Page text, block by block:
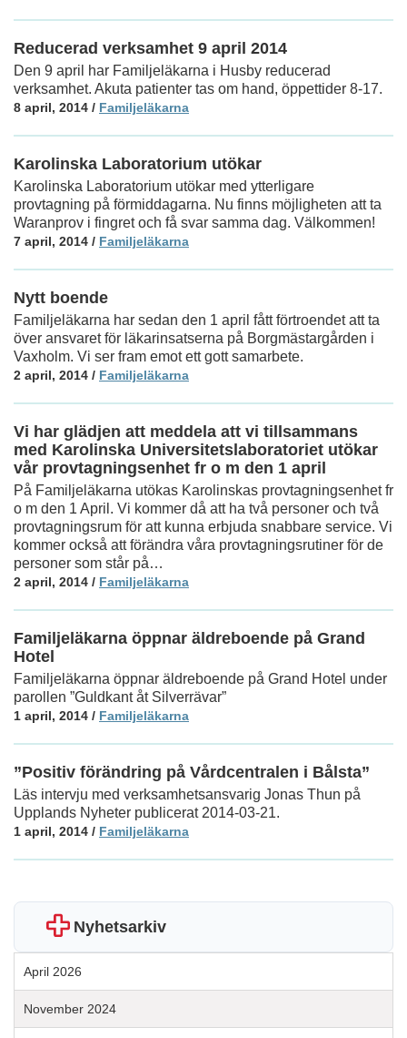
Reducerad verksamhet 9 april 2014
Den 9 april har Familjeläkarna i Husby reducerad
verksamhet. Akuta patienter tas om hand, öppettider 8-17.
8 april, 2014 / Familjeläkarna
Karolinska Laboratorium utökar
Karolinska Laboratorium utökar med ytterligare
provtagning på förmiddagarna. Nu finns möjligheten att ta
Waranprov i fingret och få svar samma dag. Välkommen!
7 april, 2014 / Familjeläkarna
Nytt boende
Familjeläkarna har sedan den 1 april fått förtroendet att ta
över ansvaret för läkarinsatserna på Borgmästargården i
Vaxholm. Vi ser fram emot ett gott samarbete.
2 april, 2014 / Familjeläkarna
Vi har glädjen att meddela att vi tillsammans
med Karolinska Universitetslaboratoriet utökar
vår provtagningsenhet fr o m den 1 april
På Familjeläkarna utökas Karolinskas provtagningsenhet fr
o m den 1 April. Vi kommer då att ha två personer och två
provtagningsrum för att kunna erbjuda snabbare service. Vi
kommer också att förändra våra provtagningsrutiner för de
personer som står på…
2 april, 2014 / Familjeläkarna
Familjeläkarna öppnar äldreboende på Grand
Hotel
Familjeläkarna öppnar äldreboende på Grand Hotel under
parollen ”Guldkant åt Silverrävar”
1 april, 2014 / Familjeläkarna
”Positiv förändring på Vårdcentralen i Bålsta”
Läs intervju med verksamhetsansvarig Jonas Thun på
Upplands Nyheter publicerat 2014-03-21.
1 april, 2014 / Familjeläkarna
Nyhetsarkiv
April 2026
November 2024